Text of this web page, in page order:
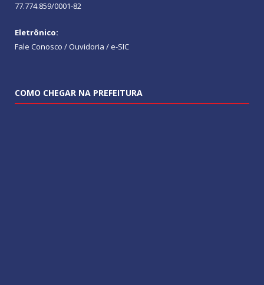
77.774.859/0001-82
Eletrônico:
Fale Conosco / Ouvidoria / e-SIC
COMO CHEGAR NA PREFEITURA